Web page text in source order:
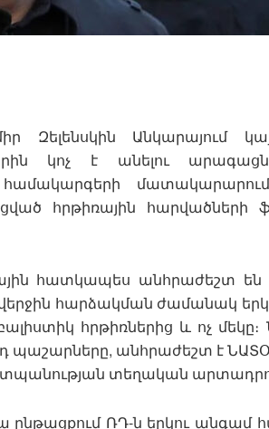
Զելենսկին Անկարայում
կոչ է անելու
հրթիռային հարվածների
հատկապես անհրաժեշտ են
հարձակման ժամանակ
հրթիռներից և ոչ մեկը։
պաշարները, անհրաժեշտ է
տեղական
ընթացքում ՌԴ-ն երկու անգամ